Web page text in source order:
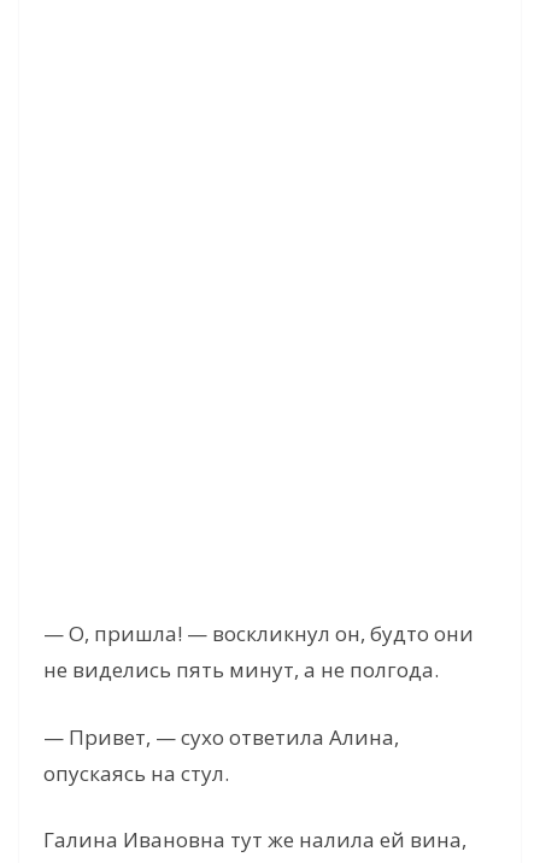
— О, пришла! — воскликнул он, будто они
не виделись пять минут, а не полгода.
— Привет, — сухо ответила Алина,
опускаясь на стул.
Галина Ивановна тут же налила ей вина,